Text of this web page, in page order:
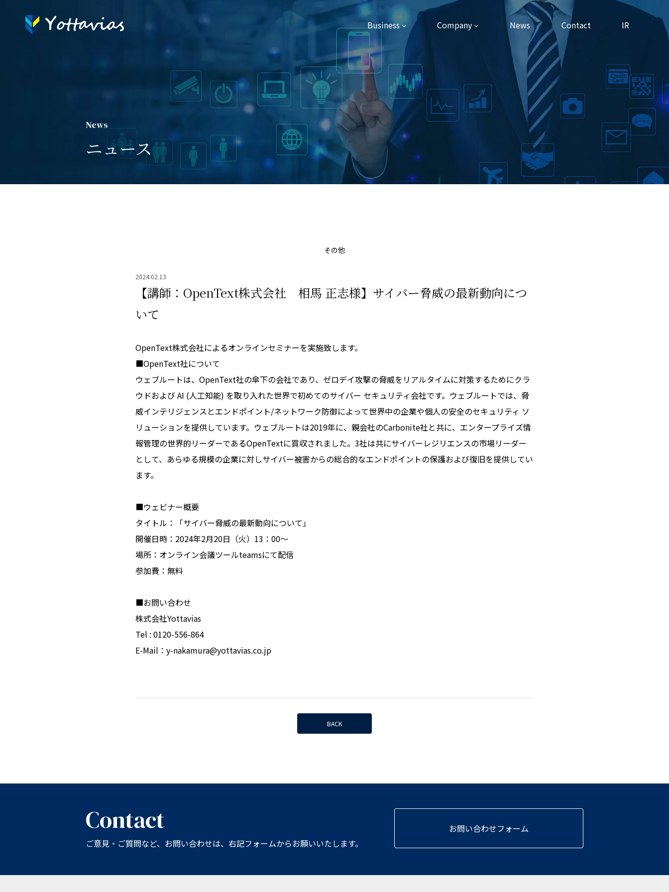
Business Company News Contact IR
News
ニュース
その他
2024.02.13
【講師：OpenText株式会社 相馬 正志様】サイバー脅威の最新動向につ
いて
OpenText株式会社によるオンラインセミナーを実施致します。
■OpenText社について
ウェブルートは、OpenText社の傘下の会社であり、ゼロデイ攻撃の脅威をリアルタイムに対策するためにクラ
ウドおよび AI (人工知能) を取り入れた世界で初めてのサイバー セキュリティ会社です。ウェブルートでは、脅
威インテリジェンスとエンドポイント/ネットワーク防御によって世界中の企業や個人の安全のセキュリティ ソ
リューションを提供しています。ウェブルートは2019年に、親会社のCarbonite社と共に、エンタープライズ情
報管理の世界的リーダーであるOpenTextに買収されました。3社は共にサイバーレジリエンスの市場リーダー
として、あらゆる規模の企業に対しサイバー被害からの総合的なエンドポイントの保護および復旧を提供してい
ます。
■ウェビナー概要
タイトル：「サイバー脅威の最新動向について」
開催日時：2024年2月20日（火）13：00～
場所：オンライン会議ツールteamsにて配信
参加費：無料
■お問い合わせ
株式会社Yottavias
Tel : 0120-556-864
E-Mail：y-nakamura@yottavias.co.jp
BACK
Contact
ご意見・ご質問など、お問い合わせは、 右記フォームからお願いいたします。
お問い合わせフォーム